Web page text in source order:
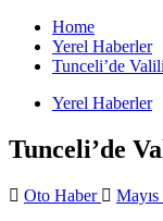
Home
Yerel Haberler
Tunceli’de
Yerel Haberler
Tunceli’de
Oto Haber